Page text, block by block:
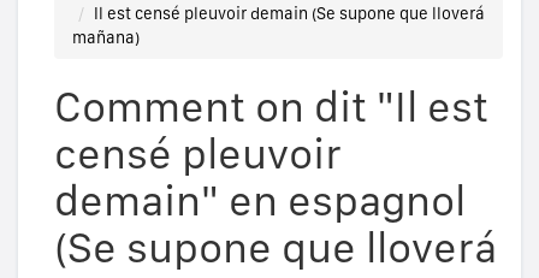
Il est censé pleuvoir demain (Se supone que lloverá
mañana)
Comment on dit "Il est
censé pleuvoir
demain" en espagnol
(Se supone que lloverá